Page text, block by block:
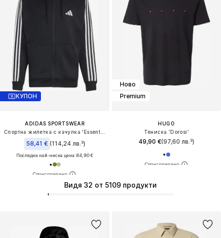
КУПОН
ADIDAS SPORTSWEAR
58,41 € (114,24 лв.³)
Последна най-ниска цена:64,90 €
Ново
Premium
HUGO
Тениска 'Dorosi'
49,90 €(97,60 лв.³)
Видя 32 от 5109 продукти